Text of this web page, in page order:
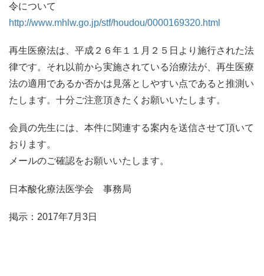
令について
http://www.mhlw.go.jp/stf/houdou/0000169320.html
再生医療法は、平成２６年１１月２５日より施行された法
律です。それ以前から実施されている治療法が、再生医療
法の適用であるか否かは見落としやすい点であると推測い
たします。十分ご注意頂きたくお願いいたします。
会員の先生には、本件に関連する案内を送信させて頂いて
おります。
メールのご確認をお願いいたします。
日本酸化療法医学会 事務局
掲示：2017年7月3日